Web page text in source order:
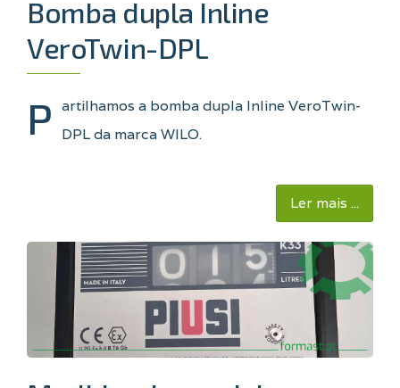
Bomba dupla Inline
VeroTwin-DPL
P artilhamos a bomba dupla Inline VeroTwin-
DPL da marca WILO.
Ler mais ...